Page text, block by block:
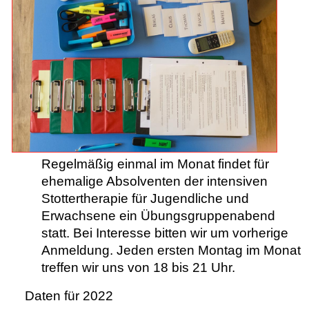
Regelmäßig einmal im Monat findet für
ehemalige Absolventen der intensiven
Stottertherapie für Jugendliche und
Erwachsene ein Übungsgruppenabend
statt. Bei Interesse bitten wir um vorherige
Anmeldung. Jeden ersten Montag im Monat
treffen wir uns von 18 bis 21 Uhr.
Daten für 2022